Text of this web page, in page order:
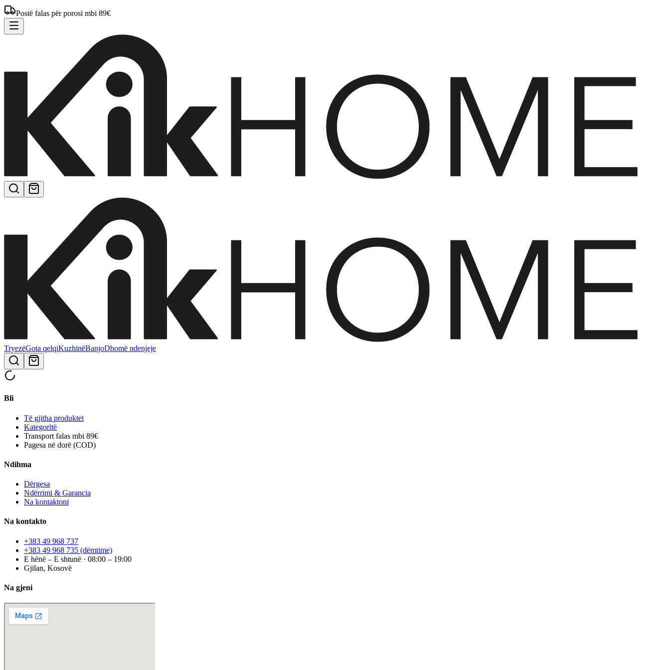
Postë falas për porosi mbi 89€
TryezëGota qelqiKuzhinëBanjoDhomë ndenjeje
Bli
Të gjitha produktet
Kategoritë
Transport falas mbi 89€
Pagesa në dorë (COD)
Ndihma
Dërgesa
Ndërrimi & Garancia
Na kontaktoni
Na kontakto
+383 49 968 737
+383 49 968 735 (dëmtime)
E hënë – E shtunë · 08:00 – 19:00
Gjilan, Kosovë
Na gjeni